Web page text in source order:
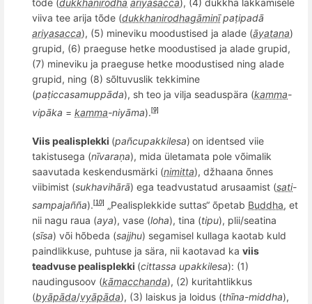
tõde (dukkhanirodha ariyasacca), (4) dukkha lakkamisele
viiva tee arija tõde (dukkhanirodhagāminīpaṭipadā
ariyasacca), (5) mineviku moodustised ja alade (āyatana)
grupid, (6) praeguse hetke moodustised ja alade grupid,
(7) mineviku ja praeguse hetke moodustised ning alade
grupid, ning (8) sõltuvuslik tekkimine
(paṭiccasamuppāda), sh teo ja vilja seaduspära (kamma-
vipāka = kamma-niyāma). [9]
Viispealisplekki (pañcupakkilesa) on identsed viie
takistusega (nīvaraṇa), mida ületamata pole võimalik
saavutada keskendusmärki (nimitta), džhaana õnnes
viibimist (sukhavihārā) ega teadvustatud arusaamist (sati-
sampajañña). [10] „Pealisplekkide suttas“ õpetab Buddha, et
nii nagu raua (aya), vase (loha), tina (tipu), plii/seatina
(sīsa) või hõbeda (sajjhu) segamisel kullaga kaotab kuld
paindlikkuse, puhtuse ja sära, nii kaotavad ka viis
teadvusepealisplekki (cittassa upakkilesa): (1)
naudingusoov (kāmacchanda), (2) kuritahtlikkus
(byāpāda/vyāpāda), (3) laiskus ja loidus (thīna-middha),